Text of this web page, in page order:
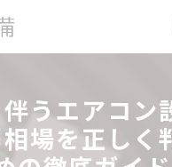
うエアコン
場を正しく